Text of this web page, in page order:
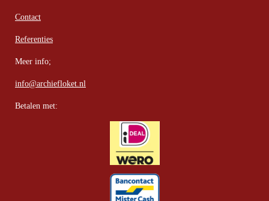
Contact
Referenties
Meer info;
info@archiefloket.nl
Betalen met: